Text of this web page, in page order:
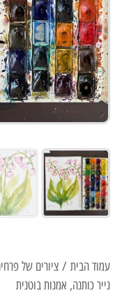
עמוד הבית / ציורים של
נייר כותנה, אמנות בוטנית